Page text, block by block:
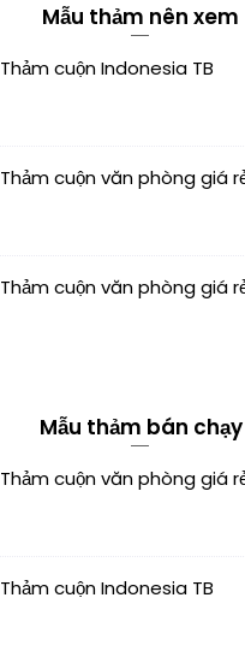
Mẫu thảm nên xem
Thảm cuộn Indonesia TB
Thảm cuộn văn phòng giá
Thảm cuộn văn phòng giá
Mẫu thảm bán chạy
Thảm cuộn văn phòng giá
Thảm cuộn Indonesia TB